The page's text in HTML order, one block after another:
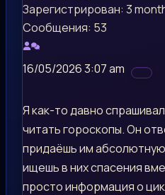
Зарегистрирован: 3
Сообщения: 53
16/05/2026 3:07 am
Я как-то давно
читать гороскопы. Он
придаёшь им
ищешь в них спасения
просто информация о